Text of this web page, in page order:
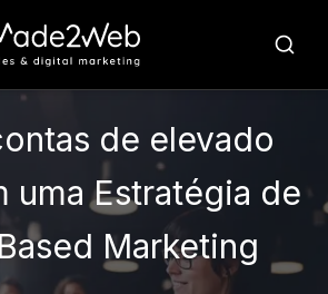
de elevado
uma Estratégia de
Marketing